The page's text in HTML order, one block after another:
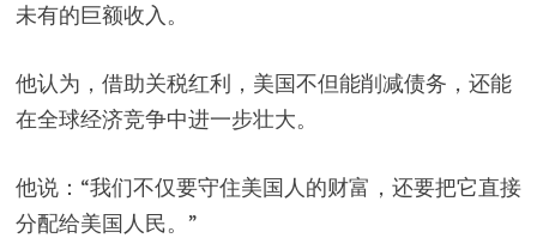
未有的巨额收入。
他认为，借助关税红利，美国不但能削减债务，还能
在全球经济竞争中进一步壮大。
他说：“我们不仅要守住美国人的财富，还要把它直接
分配给美国人民。”